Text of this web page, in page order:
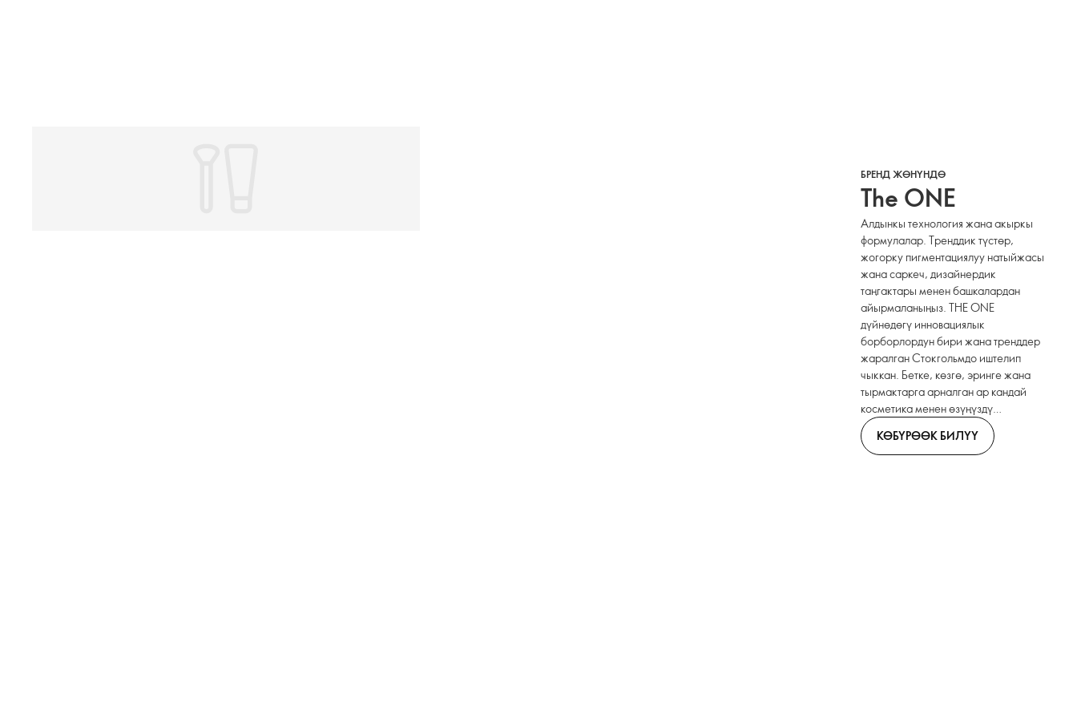
БРЕНД ЖӨНҮНДӨ
The ONE
Алдынкы технология жана акыркы
формулалар. Тренддик түстөр,
жогорку пигментациялуу натыйжасы
жана саркеч, дизайнердик
таңгактары менен башкалардан
айырмаланыңыз. THE ONE
дүйнөдөгү инновациялык
борборлордун бири жана тренддер
жаралган Стокгольмдо иштелип
чыккан. Бетке, көзгө, эринге жана
тырмактарга арналган ар кандай
косметика менен өзүңүздү
билдириңиз.
КӨБҮРӨӨК БИЛҮҮ